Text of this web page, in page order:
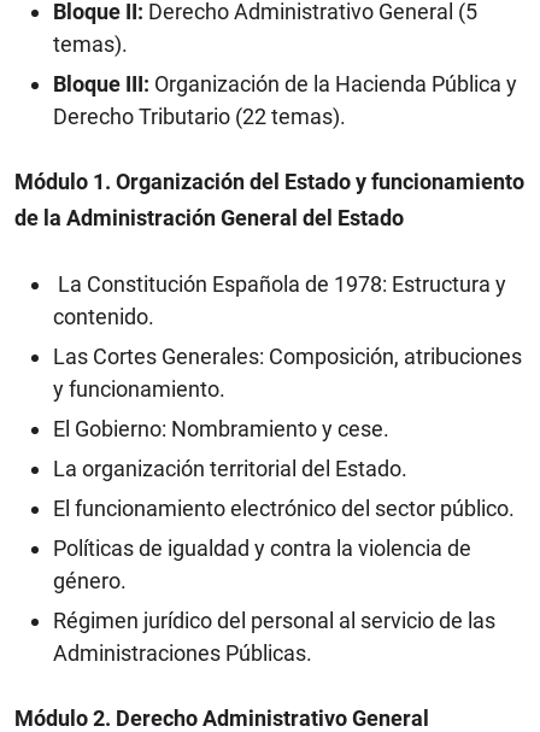
Bloque II: Derecho Administrativo General (5
temas).
Bloque III: Organización de la Hacienda Pública y
Derecho Tributario (22 temas).
Módulo 1. Organización del Estado y funcionamiento
de la Administración General del Estado
La Constitución Española de 1978: Estructura y
contenido.
Las Cortes Generales: Composición, atribuciones
y funcionamiento.
El Gobierno: Nombramiento y cese.
La organización territorial del Estado.
El funcionamiento electrónico del sector público.
Políticas de igualdad y contra la violencia de
género.
Régimen jurídico del personal al servicio de las
Administraciones Públicas.
Módulo 2. Derecho Administrativo General